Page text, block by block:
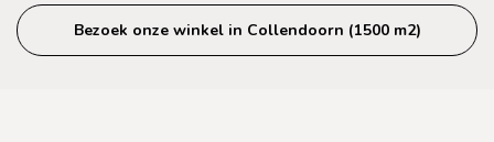
Bezoek onze winkel in Collendoorn (1500 m2)